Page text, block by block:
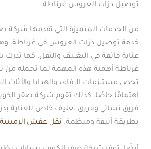
توصيل دزات العروس غرناطة
من الخدمات المتميزة التي تقدمها شركة
خدمة توصيل دزات العروس في غرناطة،
عناية فائقة في التغليف والنقل. كما
غرناطة أهمية هذه المهمة لما تحمله من
تخص مستلزمات الزفاف والهدايا والأثاث
اهتمامًا خاصًا. كذلك تقوم شركة صقر
فريق نسائي وفريق تغليف خاص للعناية
بطريقة أنيقة ومنظمة. نقل عفش الرميثية